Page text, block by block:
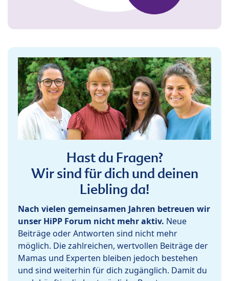
Hast du Fragen?
Wir sind für dich und deinen
Liebling da!
Nach vielen gemeinsamen Jahren betreuen wir
unser HiPP Forum nicht mehr aktiv. Neue
Beiträge oder Antworten sind nicht mehr
möglich. Die zahlreichen, wertvollen Beiträge der
Mamas und Experten bleiben jedoch bestehen
und sind weiterhin für dich zugänglich. Damit du